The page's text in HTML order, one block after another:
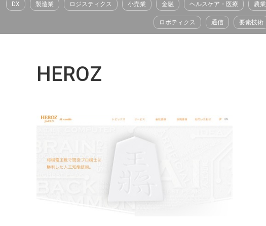
ス
DX 製造業 ロジスティクス 小売業 金融 ヘルスケア・医療 農業
ロボティクス 通信 要素技術
HEROZ